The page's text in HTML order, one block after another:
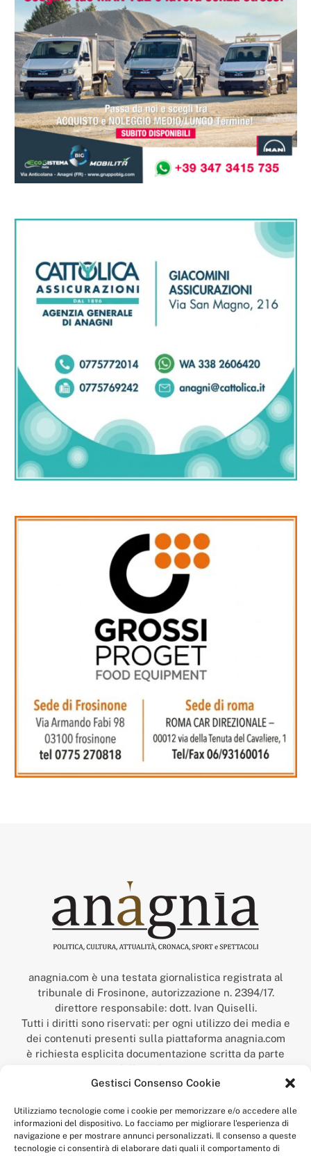
Gestisci Consenso Cookie
Utilizziamo tecnologie come i cookie per memorizzare e/o accedere alle
informazioni del dispositivo. Lo facciamo per migliorare l'esperienza di
navigazione e per mostrare annunci personalizzati. Il consenso a queste
tecnologie ci consentirà di elaborare dati quali il comportamento di
anagnia.com è una testata giornalistica registrata al
tribunale di Frosinone, autorizzazione n. 2394/17.
direttore responsabile: dott. Ivan Quiselli.
Tutti i diritti sono riservati: per ogni utilizzo dei media e
dei contenuti presenti sulla piattaforma anagnia.com
è richiesta esplicita documentazione scritta da parte
della redazione.
“Anagnia” è un marchio registrato presso l’Ufficio Italiano
Economico,
num. registrazione: 302017000014044 del 9 febbraio 2017.
Per contatti:redazione@anagnia.com